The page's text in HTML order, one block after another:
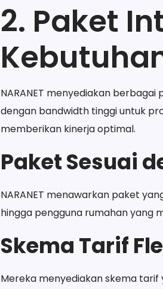
2. Paket
NARANET menyediakan
dengan bandwidth tinggi untuk
memberikan kinerja optimal.
Paket Sesuai
NARANET menawarkan paket
hingga pengguna rumahan yang
Skema Tarif
Mereka menyediakan skema